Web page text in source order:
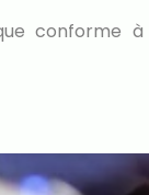
conforme